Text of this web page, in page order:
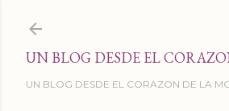
UN BLOG DESDE EL
UN BLOG DESDE EL CORAZON DE LA